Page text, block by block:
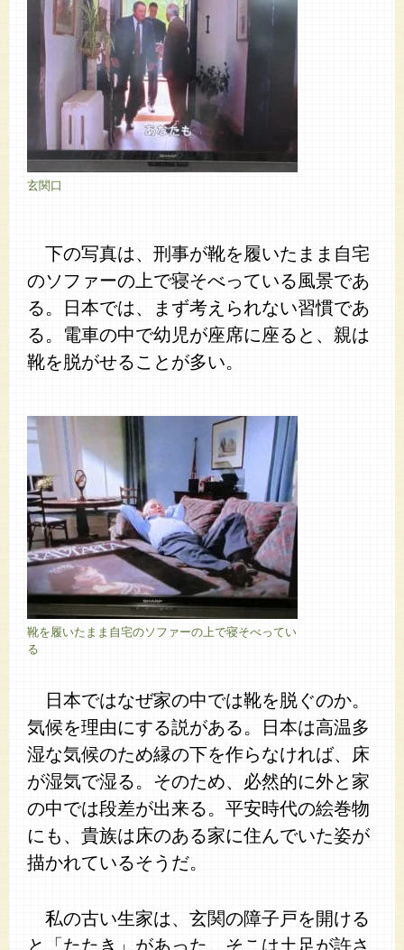
玄関口
下の写真は、刑事が靴を履いたまま自宅
のソファーの上で寝そべっている風景であ
る。日本では、まず考えられない習慣であ
る。電車の中で幼児が座席に座ると、親は
靴を脱がせることが多い。
靴を履いたまま自宅のソファーの上で寝そべってい
る
日本ではなぜ家の中では靴を脱ぐのか。
気候を理由にする説がある。日本は高温多
湿な気候のため縁の下を作らなければ、床
が湿気で湿る。そのため、必然的に外と家
の中では段差が出来る。平安時代の絵巻物
にも、貴族は床のある家に住んでいた姿が
描かれているそうだ。
私の古い生家は、玄関の障子戸を開ける
と「たたき」があった。そこは土足が許さ